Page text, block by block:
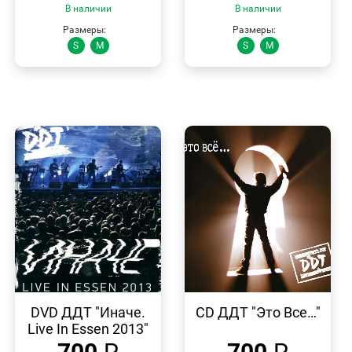
В наличии
Размеры:
S
M
В наличии
Размеры:
S
M
ПРОСМОТР
DVD ДДТ "Иначе.
Live In Essen 2013"
ПРОСМОТР
CD ДДТ "Это Все…"